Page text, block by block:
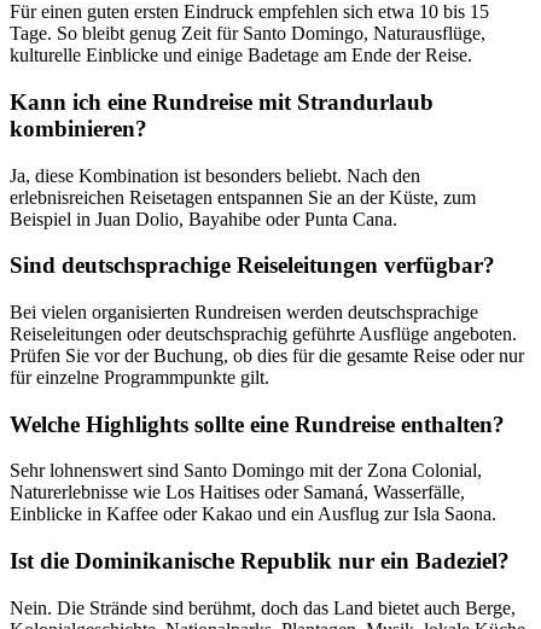
Für einen guten ersten Eindruck empfehlen sich etwa 10 bis 15
Tage. So bleibt genug Zeit für Santo Domingo, Naturausflüge,
kulturelle Einblicke und einige Badetage am Ende der Reise.
Kann ich eine Rundreise mit Strandurlaub
kombinieren?
Ja, diese Kombination ist besonders beliebt. Nach den
erlebnisreichen Reisetagen entspannen Sie an der Küste, zum
Beispiel in Juan Dolio, Bayahibe oder Punta Cana.
Sind deutschsprachige Reiseleitungen verfügbar?
Bei vielen organisierten Rundreisen werden deutschsprachige
Reiseleitungen oder deutschsprachig geführte Ausflüge angeboten.
Prüfen Sie vor der Buchung, ob dies für die gesamte Reise oder nur
für einzelne Programmpunkte gilt.
Welche Highlights sollte eine Rundreise enthalten?
Sehr lohnenswert sind Santo Domingo mit der Zona Colonial,
Naturerlebnisse wie Los Haitises oder Samaná, Wasserfälle,
Einblicke in Kaffee oder Kakao und ein Ausflug zur Isla Saona.
Ist die Dominikanische Republik nur ein Badeziel?
Nein. Die Strände sind berühmt, doch das Land bietet auch Berge,